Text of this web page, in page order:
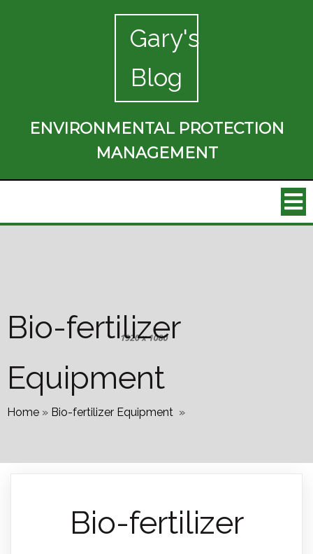
Gary's
Blog
ENVIRONMENTAL PROTECTION
MANAGEMENT
Bio-fertilizer
Equipment
Home » Bio-fertilizer Equipment »
Bio-fertilizer